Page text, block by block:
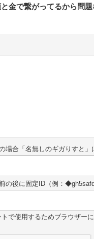
金で繋がってるから問